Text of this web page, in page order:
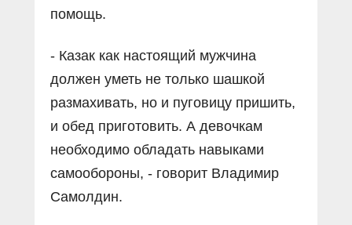
помощь.
- Казак как настоящий мужчина
должен уметь не только шашкой
размахивать, но и пуговицу пришить,
и обед приготовить. А девочкам
необходимо обладать навыками
самообороны, - говорит Владимир
Самолдин.